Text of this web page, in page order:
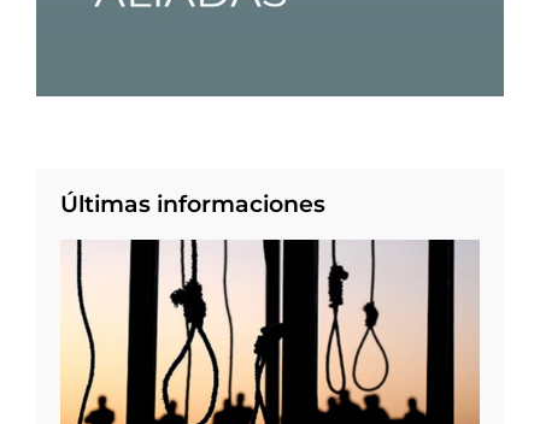
Últimas informaciones